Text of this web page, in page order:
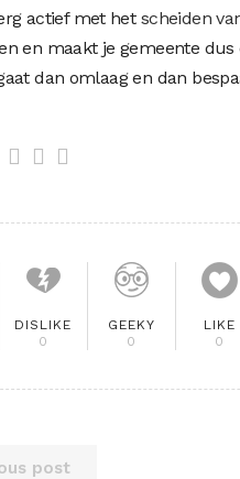
actief met het scheiden
en maakt je gemeente
dan omlaag en dan
DISLIKE
0
GEEKY
0
LIKE
0
post